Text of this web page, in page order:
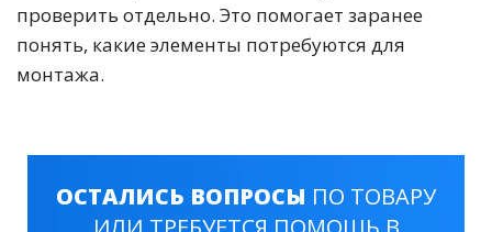
проверить отдельно. Это помогает заранее
понять, какие элементы потребуются для
монтажа.
ОСТАЛИСЬ ВОПРОСЫ ПО ТОВАРУ